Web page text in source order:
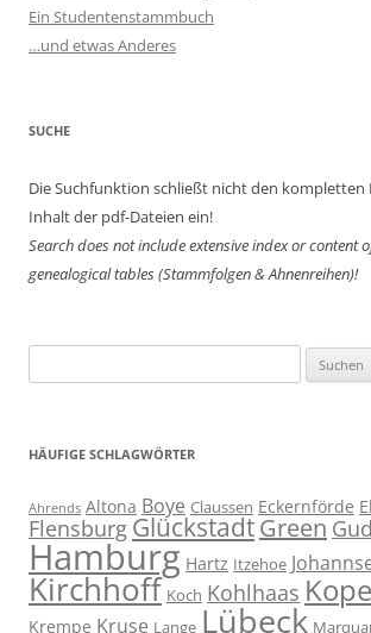
Ein Studentenstammbuch
…und etwas Anderes
SUCHE
Die Suchfunktion schließt nicht den kompletten
Inhalt der pdf-Dateien ein!
Search does not include extensive index or content
genealogical tables (Stammfolgen & Ahnenreihen)!
nach:
HÄUFIGE SCHLAGWÖRTER
Ahrends Altona Boye Claussen Eckernförde
Flensburg GlückstadtGreen
Hamburg Hartz Itzehoe
Kirchhoff Koch Kohlhaas
Krempe Kruse Lange Lübeck